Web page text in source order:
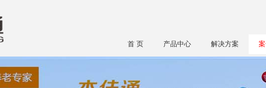
首 页 产品中心 解决方案